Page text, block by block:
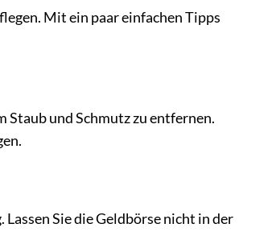
Mit ein paar einfachen Tipps
Staub und Schmutz zu entfernen.
Sie die Geldbörse nicht in der